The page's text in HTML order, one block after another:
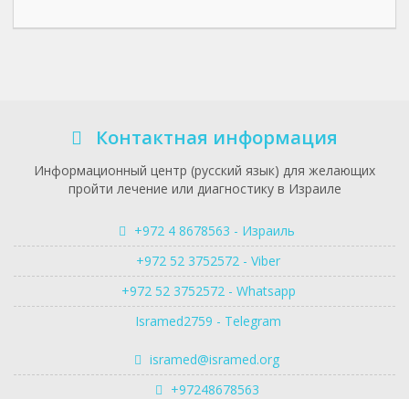
Контактная информация
Информационный центр (русский язык) для желающих
пройти лечение или диагностику в Израиле
+972 4 8678563 - Израиль
+972 52 3752572 - Viber
+972 52 3752572 - Whatsapp
Isramed2759 - Telegram
isramed@isramed.org
+97248678563